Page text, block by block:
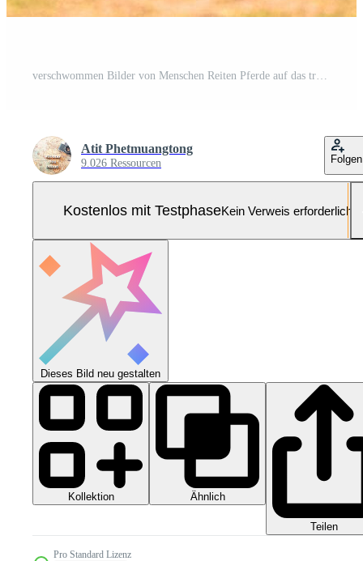
verschwommen Bilder von Menschen Reiten Pferde auf das trainieren Feld Pro Foto
Atit Phetmuangtong
9.026 Ressourcen Folgen
Kostenlos mit TestphaseKein Verweis erforderlich
Dieses Bild neu gestalten
Kollektion Ähnlich
Teilen
Pro Standard Lizenz